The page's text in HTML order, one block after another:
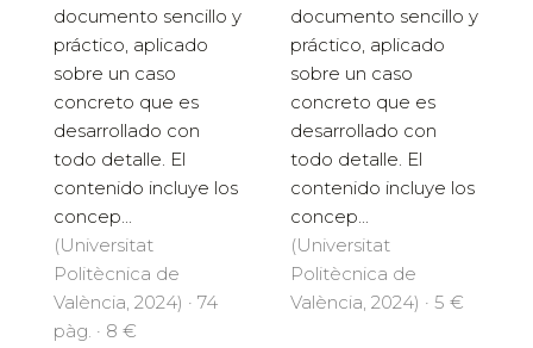
documento sencillo y
práctico, aplicado
sobre un caso
concreto que es
desarrollado con
todo detalle. El
contenido incluye los
concep...
(Universitat
Politècnica de
València, 2024) · 74
pàg. · 8 €
documento sencillo y
práctico, aplicado
sobre un caso
concreto que es
desarrollado con
todo detalle. El
contenido incluye los
concep...
(Universitat
Politècnica de
València, 2024) · 5 €